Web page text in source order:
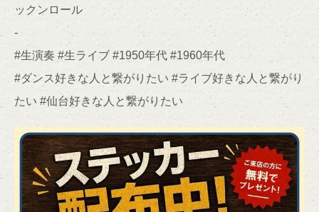
ックンロール
-
#生演奏 #生ライブ #1950年代 #1960年代
#ダンス好きな人と繋がりたい #ライブ好きな人と繋がり
たい #仙台好きな人と繋がりたい
この店舗情報をシェアする
仙台ケントスから、音楽とオールディーズを愛する皆様へ
🎸 | LIVE HOUSE SENDAI KENTO'S
宮城県仙台市青葉区国分町２－１０－２３ 丸伊プラザ６Ｆ